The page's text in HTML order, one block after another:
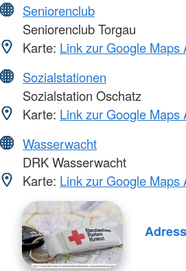
Seniorenclub
Seniorenclub Torgau
Karte: Link zur Google Maps
Sozialstationen
Sozialstation Oschatz
Karte: Link zur Google Maps
Wasserwacht
DRK Wasserwacht
Karte: Link zur Google Maps